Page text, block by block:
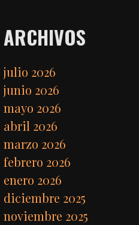
ARCHIVOS
julio 2026
junio 2026
mayo 2026
abril 2026
marzo 2026
febrero 2026
enero 2026
diciembre 2025
noviembre 2025